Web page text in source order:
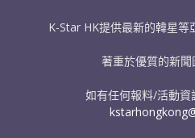
K-Star HK提供最新的韓星等
著重於優質的新聞
如有任何報料/活動資